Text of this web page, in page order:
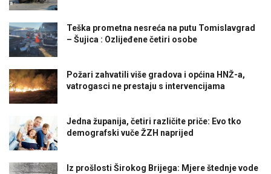
Teška prometna nesreća na putu Tomislavgrad
– Šujica : Ozlijeđene četiri osobe
Požari zahvatili više gradova i općina HNŽ-a,
vatrogasci ne prestaju s intervencijama
Jedna županija, četiri različite priče: Evo tko
demografski vuče ŽZH naprijed
Iz prošlosti Širokog Brijega: Mjere štednje vode